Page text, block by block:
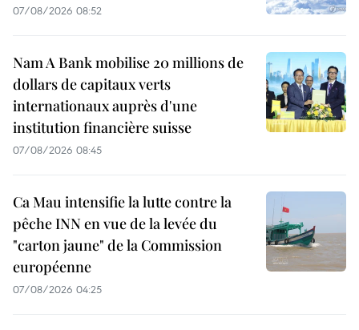
07/08/2026 08:52
Nam A Bank mobilise 20 millions de
dollars de capitaux verts
internationaux auprès d'une
institution financière suisse
07/08/2026 08:45
Ca Mau intensifie la lutte contre la
pêche INN en vue de la levée du
"carton jaune" de la Commission
européenne
07/08/2026 04:25